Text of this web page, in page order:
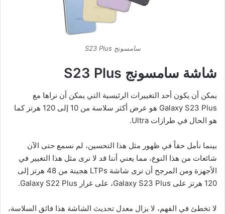
سامسونج S23 Plus
شاشة سامسونج S23 Plus
يمكن أن يكون أحد التغييرات الرئيسية التي يمكن أن نراها مع
Galaxy S23 Plus هو عرض أكثر سلاسة من 10 إلى 120 هرتز كما
هو الحال في طرازات Ultra.
بينما نأمل حقاً في ظهور مثل هذا التحسين، لم نسمع حتى الآن
شائعات من هذا النوع، مما يعني أننا قد لا نرى مثل هذا التغيير في
الأجهزة ومن المرجح أن ترى شاشة LTPs هجينة من 48 هرتز إلى
120 هرتز على Galaxy S23 Plus، على غرار Galaxy S22 Plus.
لا تخطئ في الفهم، لا يزال معدل تحديث الشاشة هذا فائق السلاسة،